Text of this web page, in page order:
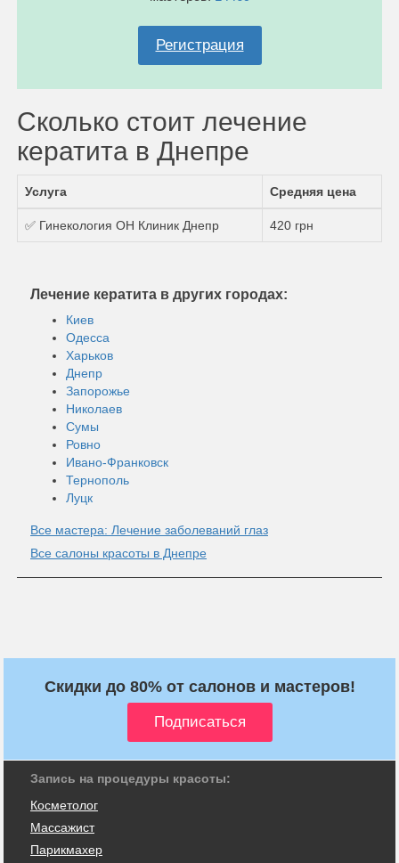
Регистрация
Сколько стоит лечение
кератита в Днепре
Услуга Средняя цена
✅ Гинекология ОН Клиник Днепр 420 грн
Лечение кератита в других городах:
Киев
Одесса
Харьков
Днепр
Запорожье
Николаев
Сумы
Ровно
Ивано-Франковск
Тернополь
Луцк
Все мастера: Лечение заболеваний глаз
Все салоны красоты в Днепре
Скидки до 80% от салонов и мастеров!
Запись на процедуры красоты:
Косметолог
Массажист
Парикмахер